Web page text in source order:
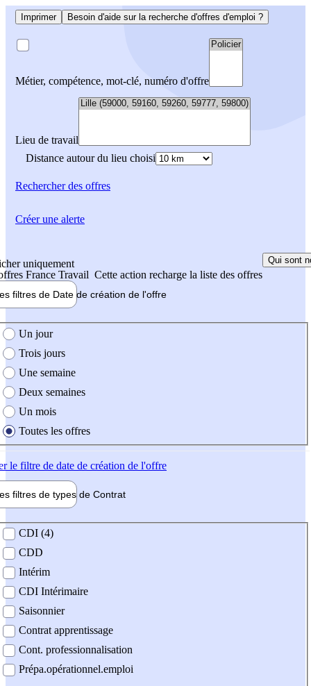
Imprimer Besoin d'aide sur la recherche d'offres d'emploi ?
Métier, compétence, mot-clé, numéro d'offre
Lieu de travail
Distance autour du lieu choisi
Rechercherdes offres
uniquement
France Travail Cette action recharge la liste des offres
Qui sont
filtres de Date de création de l'offre
création de l'offre
Un jour
Trois jours
Une semaine
Deux semaines
Un mois
Toutes les offres
le filtre de date de création de l'offre
filtres de types de Contrat
contrat
CDI (4)
CDD
Intérim
CDI Intérimaire
Saisonnier
Contrat apprentissage
Cont. professionnalisation
Prépa.opérationnel.emploi
Créer une alerte